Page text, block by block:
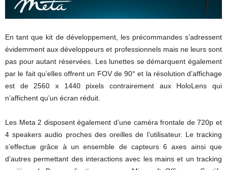
En tant que kit de développement, les précommandes s’adressent
évidemment aux développeurs et professionnels mais ne leurs sont
pas pour autant réservées. Les lunettes se démarquent également
par le fait qu’elles offrent un FOV de 90° et la résolution d’affichage
est de 2560 x 1440 pixels contrairement aux HoloLens qui
n’affichent qu’un écran réduit.
Les Meta 2 disposent également d’une caméra frontale de 720p et
4 speakers audio proches des oreilles de l’utilisateur. Le tracking
s’effectue grâce à un ensemble de capteurs 6 axes ainsi que
d’autres permettant des interactions avec les mains et un tracking